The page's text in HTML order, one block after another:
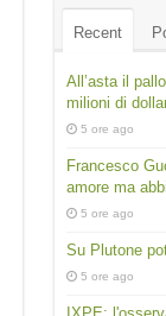
Recent
All’asta il
milioni di
5 ore ago
Francesco
amore ma
5 ore ago
Su Plutone
5 ore ago